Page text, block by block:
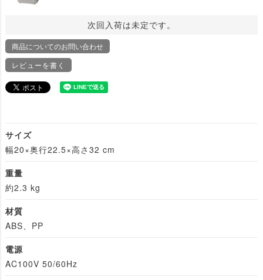
次回入荷は未定です。
商品についてのお問い合わせ
レビューを書く
サイズ
幅20×奥行22.5×高さ32 cm
重量
約2.3 kg
材質
ABS、PP
電源
AC100V 50/60Hz